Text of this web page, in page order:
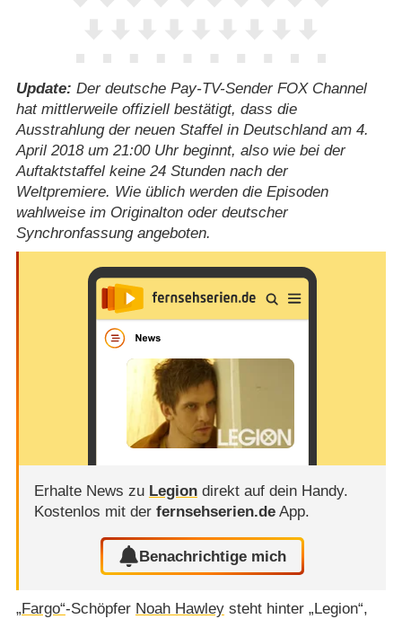
Update: Der deutsche Pay-TV-Sender FOX Channel
hat mittlerweile offiziell bestätigt, dass die
Ausstrahlung der neuen Staffel in Deutschland am 4.
April 2018 um 21:00 Uhr beginnt, also wie bei der
Auftaktstaffel keine 24 Stunden nach der
Weltpremiere. Wie üblich werden die Episoden
wahlweise im Originalton oder deutscher
Synchronfassung angeboten.
Erhalte News zu Legiondirekt auf dein Handy.
Kostenlos mit der fernsehserien.deApp.
Benachrichtige mich
„Fargo“-Schöpfer Noah Hawleysteht hinter „Legion“,